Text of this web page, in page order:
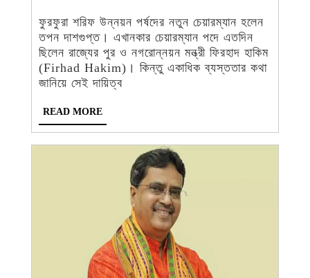
নতুন
চেয়ারম্যান
হলেন
তপন
-
ফুরফুরা শরিফ উন্নয়ন পর্ষদের নতুন চেয়ারম্যান হলেন
তপন দাশগুপ্ত। এখানকার চেয়ারম্যান পদে এতদিন
ছিলেন রাজ্যের পুর ও নগরোন্নয়ন মন্ত্রী ফিরহাদ হাকিম
(Firhad Hakim)। কিন্তু একাধিক ব্যস্ততার কথা
জানিয়ে সেই দায়িত্ব
READ MOREREAD
MORE